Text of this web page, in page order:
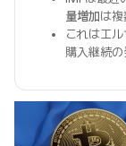
量増加は複
これはエ
購入継続の